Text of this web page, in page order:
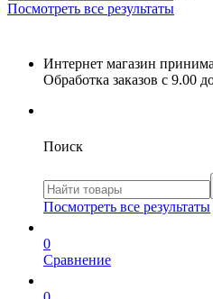
Посмотреть все результаты
Интернет магазин
Обработка заказов с 9.00
Поиск
Посмотреть все результаты
0
Сравнение